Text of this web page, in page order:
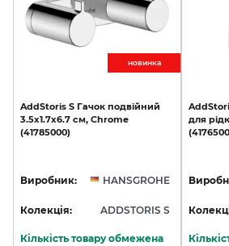
новинкa
AddStoris S Гачок подвійний
3.5х1.7x6.7 см, Chrome
(41785000)
Виробник: HANSGROHE
Колекція: ADDSTORIS S
Кількість товару обмежена
для